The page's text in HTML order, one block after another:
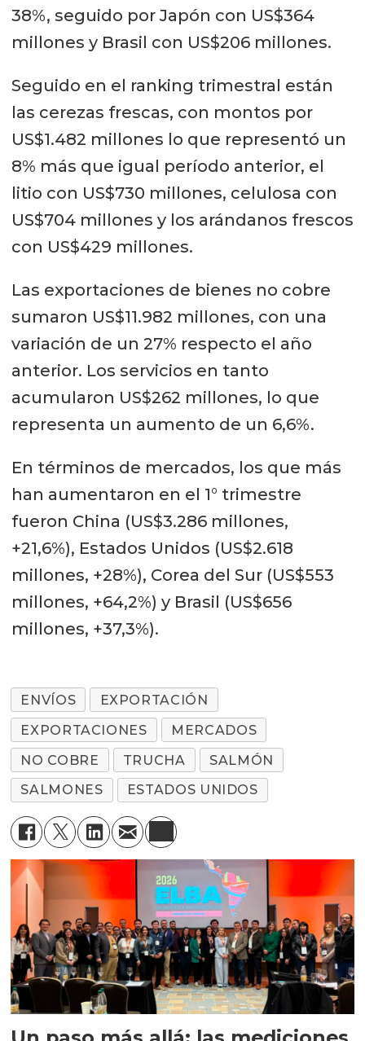
38%, seguido por Japón con US$364
millones y Brasil con US$206 millones.
Seguido en el ranking trimestral están
las cerezas frescas, con montos por
US$1.482 millones lo que representó un
8% más que igual período anterior, el
litio con US$730 millones, celulosa con
US$704 millones y los arándanos frescos
con US$429 millones.
Las exportaciones de bienes no cobre
sumaron US$11.982 millones, con una
variación de un 27% respecto el año
anterior. Los servicios en tanto
acumularon US$262 millones, lo que
representa un aumento de un 6,6%.
En términos de mercados, los que más
han aumentaron en el 1° trimestre
fueron China (US$3.286 millones,
+21,6%), Estados Unidos (US$2.618
millones, +28%), Corea del Sur (US$553
millones, +64,2%) y Brasil (US$656
millones, +37,3%).
ENVÍOS
EXPORTACIÓN
EXPORTACIONES
MERCADOS
NO COBRE
TRUCHA
SALMÓN
SALMONES
ESTADOS UNIDOS